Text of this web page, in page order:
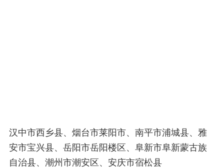
汉中市西乡县、烟台市莱阳市、南平市浦城县、雅
安市宝兴县、岳阳市岳阳楼区、阜新市阜新蒙古族
自治县、潮州市潮安区、安庆市宿松县